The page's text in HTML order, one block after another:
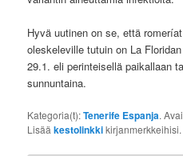
Hyvä uutinen on se, että
oleskeleville tutuin on La
29.1. eli perinteisellä paikallaan
sunnuntaina.
Kategoria(t):Tenerife Espanja.
Lisääkestolinkkikirjanmerkkeihisi.